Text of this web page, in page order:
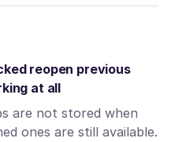
reopen previous
at all
are not stored when
ones are still available.